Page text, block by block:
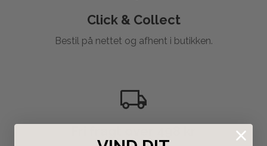
Click & Collect
Bestil på nettet og afhent i butikken.